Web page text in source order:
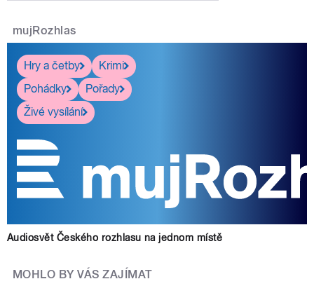
mujRozhlas
Hry a četby
Krimi
Pohádky
Pořady
Živé vysílání
Audiosvět Českého rozhlasu na jednom místě
MOHLO BY VÁS ZAJÍMAT